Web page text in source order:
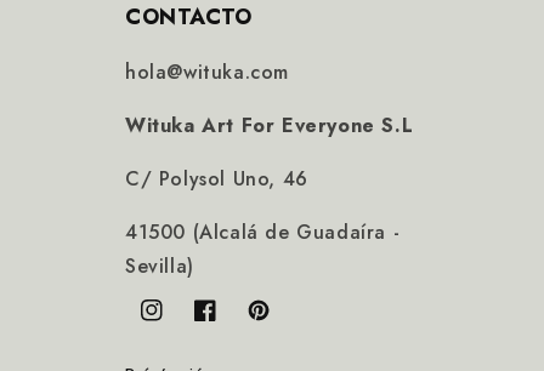
CONTACTO
hola@wituka.com
Wituka Art For Everyone S.L
C/ Polysol Uno, 46
41500 (Alcalá de Guadaíra -
Sevilla)
InstagramFacebookPinterest